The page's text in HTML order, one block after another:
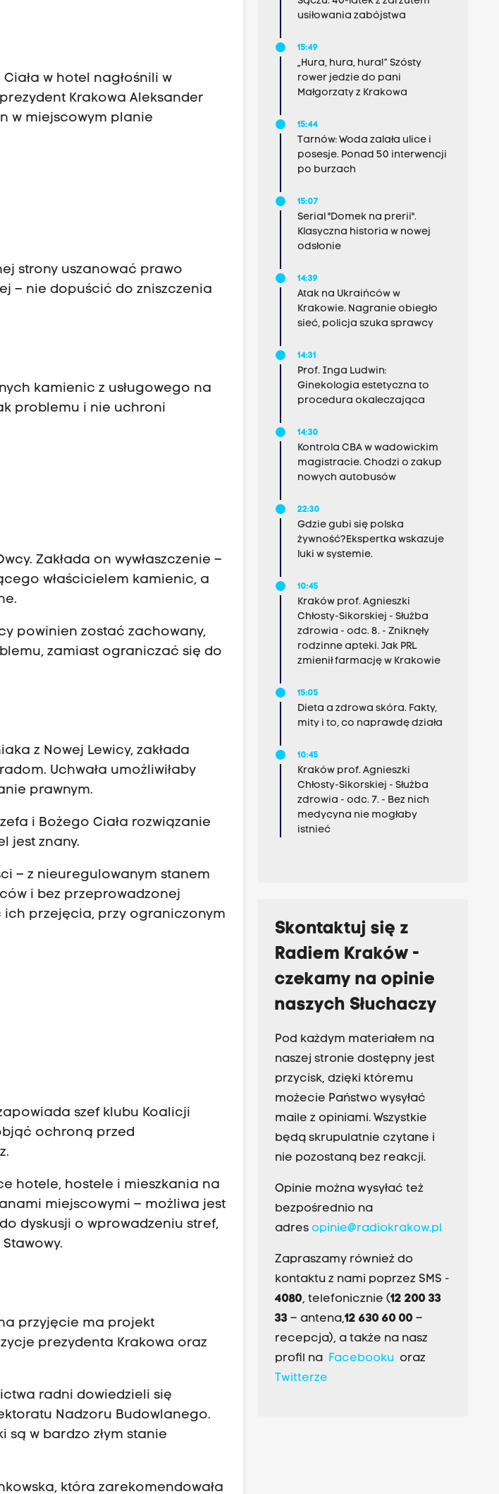
w hotel nagłośnili w
Krakowa Aleksander
w miejscowym planie
strony uszanować prawo
– nie dopuścić do zniszczenia
kamienic z usługowego na
problemu i nie uchroni
Zakłada on wywłaszczenie –
właścicielem kamienic, a
powinien zostać zachowany,
zamiast ograniczać się do
z Nowej Lewicy, zakłada
Uchwała umożliwiłaby
prawnym.
i Bożego Ciała rozwiązanie
jest znany.
– z nieuregulowanym stanem
i bez przeprowadzonej
przejęcia, przy ograniczonym
szef klubu Koalicji
ochroną przed
hotele, hostele i mieszkania na
miejscowymi – możliwa jest
dyskusji o wprowadzeniu stref,
przyjęcie ma projekt
prezydenta Krakowa oraz
radni dowiedzieli się
Nadzoru Budowlanego.
są w bardzo złym stanie
która zarekomendowała
usiłowania zabójstwa
15:49
„Hura, hura, hura!” Szósty
rower jedzie do pani
Małgorzaty z Krakowa
15:44
Tarnów: Woda zalała ulice i
posesje. Ponad 50 interwencji
po burzach
15:07
Serial "Domek na prerii".
Klasyczna historia w nowej
odsłonie
14:39
Atak na Ukraińców w
Krakowie. Nagranie obiegło
sieć, policja szuka sprawcy
14:31
Prof. Inga Ludwin:
Ginekologia estetyczna to
procedura okaleczająca
14:30
Kontrola CBA w wadowickim
magistracie. Chodzi o zakup
nowych autobusów
22:30
Gdzie gubi się polska
żywność?Ekspertka wskazuje
luki w systemie.
10:45
Kraków prof. Agnieszki
Chłosty-Sikorskiej - Służba
zdrowia - odc. 8. - Zniknęły
rodzinne apteki. Jak PRL
zmienił farmację w Krakowie
15:05
Dieta a zdrowa skóra. Fakty,
mity i to, co naprawdę działa
10:45
Kraków prof. Agnieszki
Chłosty-Sikorskiej - Służba
zdrowia - odc. 7. - Bez nich
medycyna nie mogłaby
istnieć
Skontaktuj się z
Radiem Kraków -
czekamy na opinie
naszych Słuchaczy
Pod każdym materiałem na
naszej stronie dostępny jest
przycisk, dzięki któremu
możecie Państwo wysyłać
maile z opiniami. Wszystkie
będą skrupulatnie czytane i
nie pozostaną bez reakcji.
Opinie można wysyłać też
bezpośrednio na
adres opinie@radiokrakow.pl
Zapraszamy również do
kontaktu z nami poprzez SMS -
4080, telefonicznie (12 200 33
33– antena,12 630 60 00 –
recepcja), a także na nasz
profil na Facebookuoraz
Twitterze